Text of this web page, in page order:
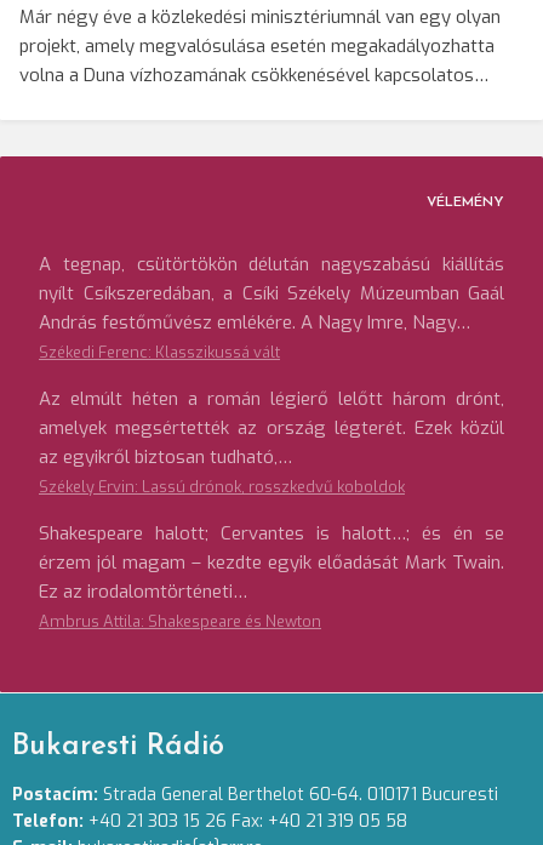
Már négy éve a közlekedési minisztériumnál van egy olyan
projekt, amely megvalósulása esetén megakadályozhatta
volna a Duna vízhozamának csökkenésével kapcsolatos…
VÉLEMÉNY
A tegnap, csütörtökön délután nagyszabású kiállítás
nyílt Csíkszeredában, a Csíki Székely Múzeumban Gaál
András festőművész emlékére. A Nagy Imre, Nagy…
Székedi Ferenc: Klasszikussá vált
Az elmúlt héten a román légierő lelőtt három drónt,
amelyek megsértették az ország légterét. Ezek közül
az egyikről biztosan tudható,…
Székely Ervin: Lassú drónok, rosszkedvű koboldok
Shakespeare halott; Cervantes is halott…; és én se
érzem jól magam – kezdte egyik előadását Mark Twain.
Ez az irodalomtörténeti…
Ambrus Attila: Shakespeare és Newton
Bukaresti Rádió
Postacím: Strada General Berthelot 60-64. 010171 Bucuresti
Telefon: +40 21 303 15 26 Fax: +40 21 319 05 58